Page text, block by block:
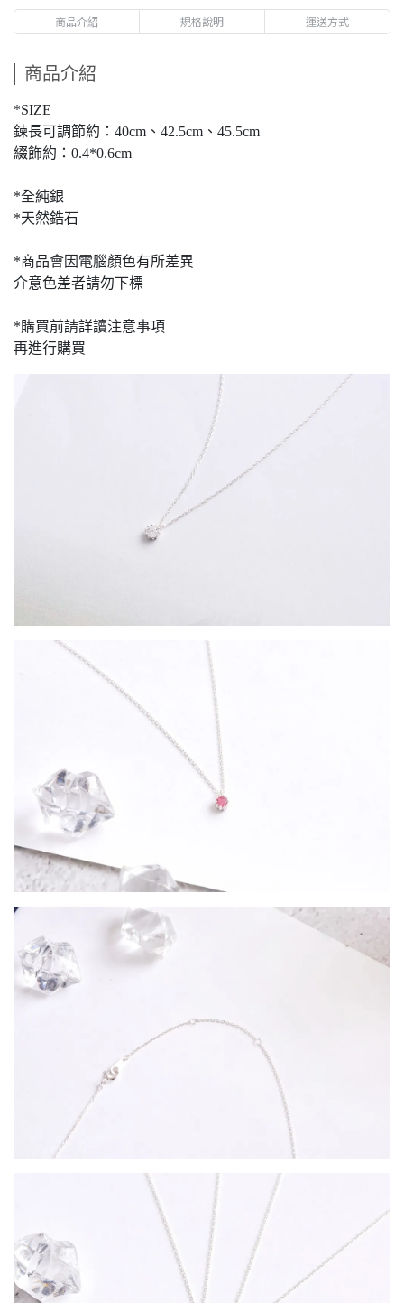
商品介紹 規格說明 運送方式
商品介紹
*SIZE
鍊長可調節約：40cm、42.5cm、45.5cm
綴飾約：0.4*0.6cm
*全純銀
*天然鋯石
*商品會因電腦顏色有所差異
介意色差者請勿下標
*購買前請詳讀注意事項
再進行購買